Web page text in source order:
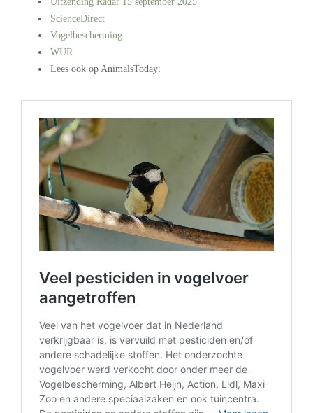
ScienceDirect
Vogelbescherming
WUR
Lees ook op AnimalsToday: